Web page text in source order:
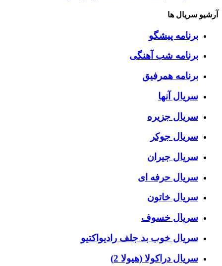
آرشیو سریال ها
برنامه پیشگو
برنامه شب آهنگی
برنامه همرفیق
سریال آنها
سریال جزیره
سریال جوکر
سریال جیران
سریال حرفه ای
سریال خاتون
سریال خسوف
سریال خوب بد جلف رادیواکتیو
سریال دراکولا (هیولا 2)